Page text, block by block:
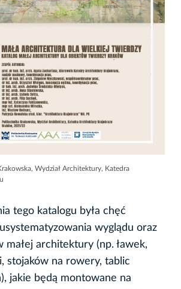
Wydział Architektury, Katedra
tego katalogu była chęć
wyglądu oraz
architektury (np. ławek,
stojaków na rowery, tablic
jakie będą montowane na